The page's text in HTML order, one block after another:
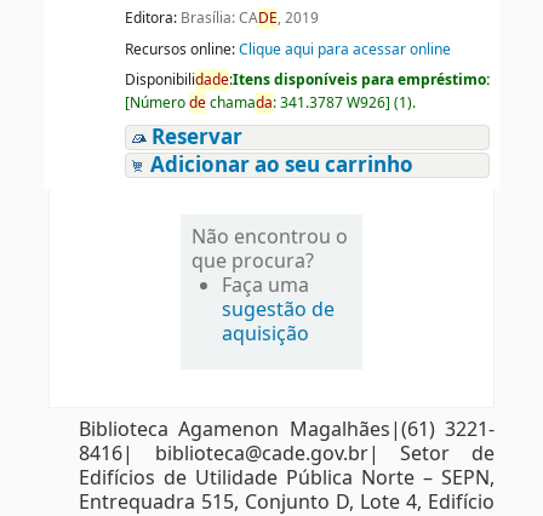
Editora: Brasília: CADE, 2019
Recursos online:Clique aqui para acessar online
Disponibilidade:Itens disponíveis para empréstimo:
[Númerodechamada:341.3787 W926] (1).
Reservar
Adicionar ao seu carrinho
Não encontrou o
que procura?
Faça uma
sugestão de
aquisição
Biblioteca Agamenon Magalhães|(61) 3221-
8416| biblioteca@cade.gov.br| Setor de
Edifícios de Utilidade Pública Norte – SEPN,
Entrequadra 515, Conjunto D, Lote 4, Edifício